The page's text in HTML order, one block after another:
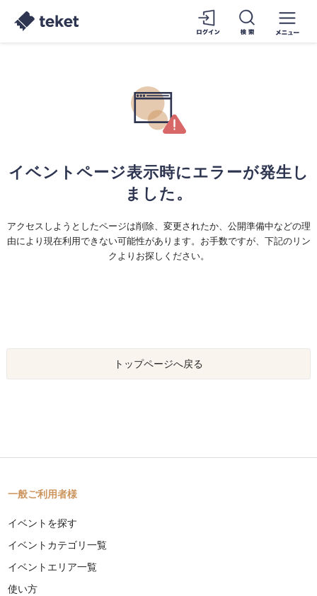
イベントページ表示時にエラーが発生し
ました。
アクセスしようとしたページは削除、変更されたか、公開準備中などの理
由により現在利用できない可能性があります。お手数ですが、下記のリン
クよりお探しください。
トップページへ戻る
一般ご利用者様
イベントを探す
イベントカテゴリ一覧
イベントエリア一覧
使い方